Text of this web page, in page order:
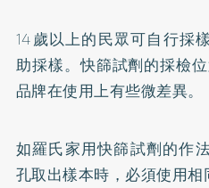
14歲以上的民眾可自行採
助採樣。快篩試劑的採檢
品牌在使用上有些微差異。
如羅氏家用快篩試劑的作
孔取出樣本時，必須使用相